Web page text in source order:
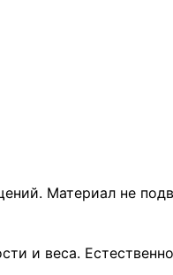
Материал не
и веса.